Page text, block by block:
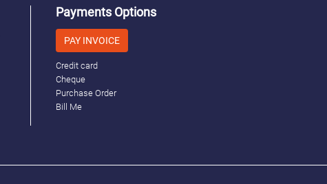
Payments Options
PAY INVOICE
Credit card
Cheque
Purchase Order
Bill Me